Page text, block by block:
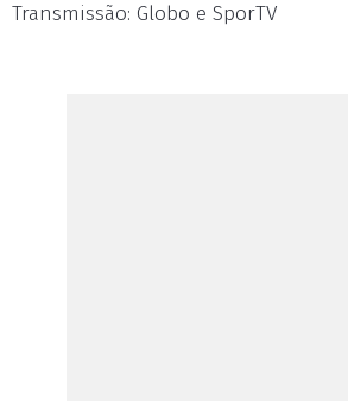
Transmissão: Globo e SporTV